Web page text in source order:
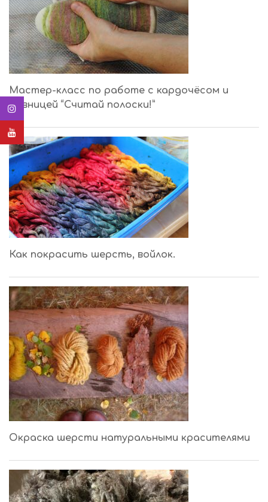
Мастер-класс по работе с кардочёсом и
ровницей “Считай полоски!”
Как покрасить шерсть, войлок.
Окраска шерсти натуральными красителями